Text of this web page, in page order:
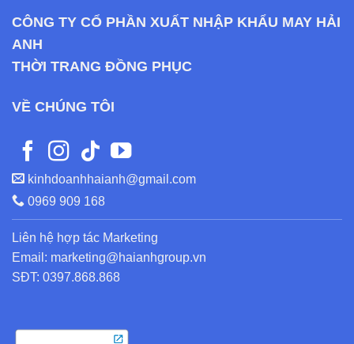
CÔNG TY CỔ PHẦN XUẤT NHẬP KHẨU MAY HẢI
ANH
THỜI TRANG ĐỒNG PHỤC
VỀ CHÚNG TÔI
kinhdoanhhaianh@gmail.com
0969 909 168
Liên hệ hợp tác Marketing
Email: marketing@haianhgroup.vn
SĐT: 0397.868.868